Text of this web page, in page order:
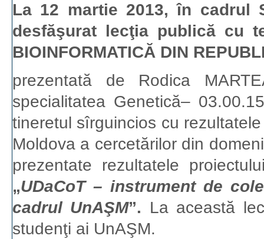
La 12 martie 2013, în cadrul
desfăşurat lecţia publică cu
BIOINFORMATICĂ DIN
prezentată de Rodica
specialitatea Genetică–
tineretul sîrguincios cu
Moldova a cercetărilor din
prezentate rezultatele
„UDaCoT – instrument de
cadrul UnAŞM”. La această
studenţi ai UnAŞM.